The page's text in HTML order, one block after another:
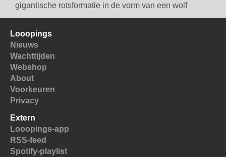
gigantische rotsformatie in de vorm van een wolf
Looopings
Nieuws
Wachttijden
Webshop
About
Voorkeuren
Privacy
Extern
Looopings-app
RSS-feed
Spotify-playlist